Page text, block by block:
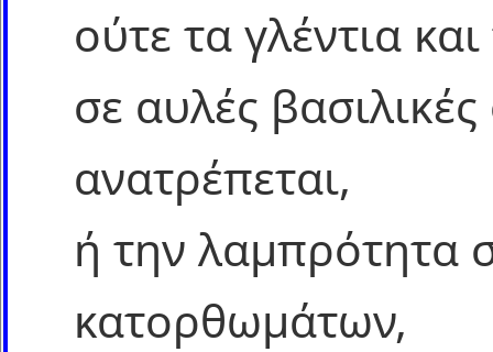
ούτε τα γλέντια
σε αυλές
ανατρέπεται,
ή την λαμπρότητα
κατορθωμάτων,